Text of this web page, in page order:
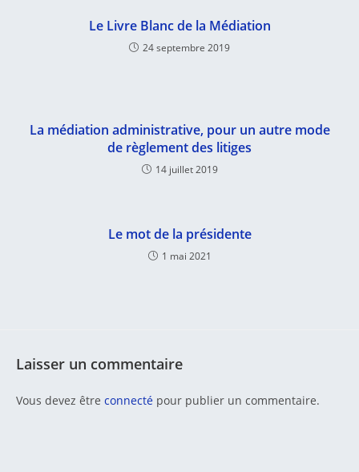
Le Livre Blanc de la Médiation
24 septembre 2019
La médiation administrative, pour un autre mode
de règlement des litiges
14 juillet 2019
Le mot de la présidente
1 mai 2021
Laisser un commentaire
Vous devez être connecté pour publier un commentaire.